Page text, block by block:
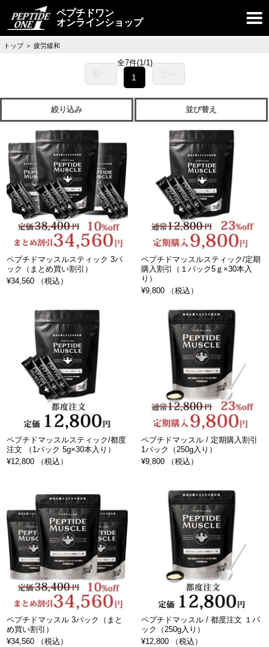
ペプチドワン
オンラインショップ
トップ ＞ 疲労緩和
全7件(1/1)
1
絞り込み 並び替え
ペプチドマッスルスティック 3パ
ック（まとめ買い割引）
¥34,560 （税込）
ペプチドマッスルスティック/定期
購入割引（１パック5ｇ×30本入
り）
¥9,800 （税込）
ペプチドマッスルスティック/都度
注文 （1パック 5g×30本入り）
¥12,800 （税込）
ペプチドマッスル / 定期購入割引
1パック（250g入り）
¥9,800 （税込）
ペプチドマッスル 3パック（まと
め買い割引）
¥34,560 （税込）
ペプチドマッスル / 都度注文 １パ
ック（250g入り）
¥12,800 （税込）